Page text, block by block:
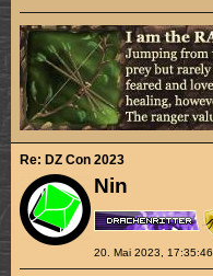
Nin
20. Mai 2023, 17:35:46
Re: DZ Con 2023